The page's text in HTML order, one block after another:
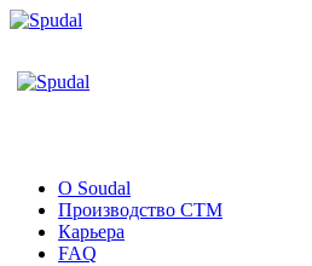
О Soudal
Производство СТМ
Карьера
FAQ